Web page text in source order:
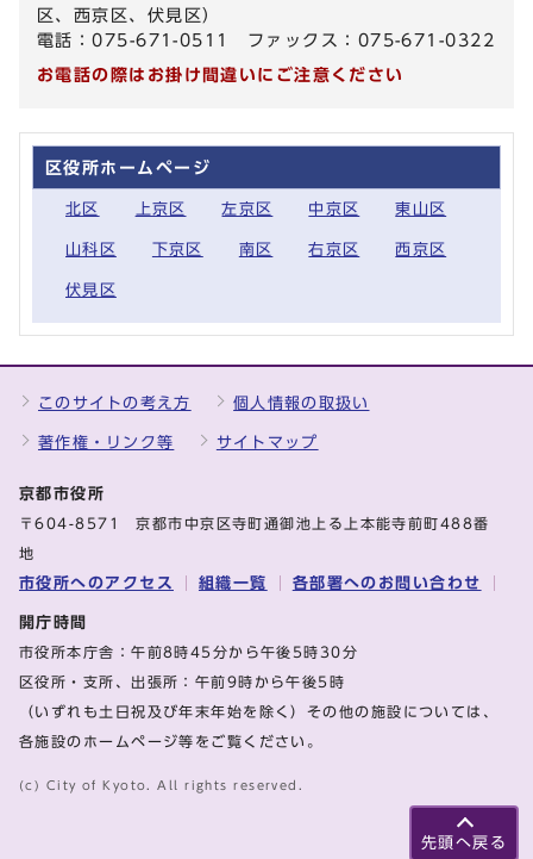
区、西京区、伏見区）
電話：075-671-0511 ファックス：075-671-0322
お電話の際はお掛け間違いにご注意ください
区役所ホームページ
北区 上京区 左京区 中京区 東山区
山科区 下京区 南区 右京区 西京区
伏見区
先頭へ戻る
このサイトの考え方 個人情報の取扱い
著作権・リンク等 サイトマップ
京都市役所
〒604-8571 京都市中京区寺町通御池上る上本能寺前町488番
地
市役所へのアクセス 組織一覧 各部署へのお問い合わせ
開庁時間
市役所本庁舎：午前8時45分から午後5時30分
区役所・支所、出張所：午前9時から午後5時
（いずれも土日祝及び年末年始を除く）その他の施設については、
各施設のホームページ等をご覧ください。
(c) City of Kyoto. All rights reserved.